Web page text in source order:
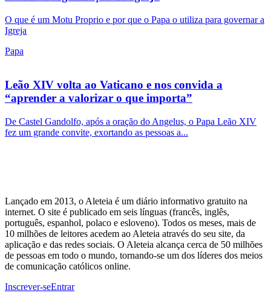
O que é um Motu Proprio e por que o Papa o utiliza para governar a
Igreja
Papa
Leão XIV volta ao Vaticano e nos convida a
“aprender a valorizar o que importa”
De Castel Gandolfo, após a oração do Angelus, o Papa Leão XIV
fez um grande convite, exortando as pessoas a...
Lançado em 2013, o Aleteia é um diário informativo gratuito na
internet. O site é publicado em seis línguas (francês, inglês,
português, espanhol, polaco e esloveno). Todos os meses, mais de
10 milhões de leitores acedem ao Aleteia através do seu site, da
aplicação e das redes sociais. O Aleteia alcança cerca de 50 milhões
de pessoas em todo o mundo, tornando-se um dos líderes dos meios
de comunicação católicos online.
Inscrever-seEntrar